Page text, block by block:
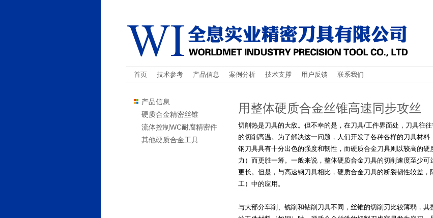
首页 技术参考 产品信息 案例分析 技术支撑 用户反馈 联系我们
产品信息
硬质合金精密丝锥
流体控制WC耐腐精密件
其他硬质合金工具
用整体硬质合金丝锥高速同步攻丝
切削热是刀具的大敌。但不幸的是，在刀具/工件界面处，刀具往
的切削高温。为了解决这一问题，人们开发了各种各样的刀具材
钢刀具具有十分出色的强度和韧性，而硬质合金刀具则以较高的
力）而更胜一筹。一般来说，整体硬质合金刀具的切削速度至少
更长。但是，与高速钢刀具相比，硬质合金刀具的断裂韧性较差
工）中的应用。
与大部分车削、铣削和钻削刀具不同，丝锥的切削刃比较薄弱，